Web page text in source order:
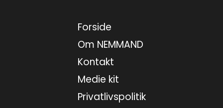
Forside
Om NEMMAND
Kontakt
Medie kit
Privatlivspolitik